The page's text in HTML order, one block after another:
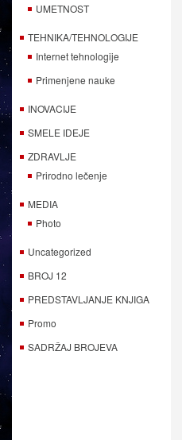
UMETNOST
TEHNIKA/TEHNOLOGIJE
Internet tehnologije
Primenjene nauke
INOVACIJE
SMELE IDEJE
ZDRAVLJE
Prirodno lečenje
MEDIA
Photo
Uncategorized
BROJ 12
PREDSTAVLJANJE KNJIGA
Promo
SADRŽAJ BROJEVA